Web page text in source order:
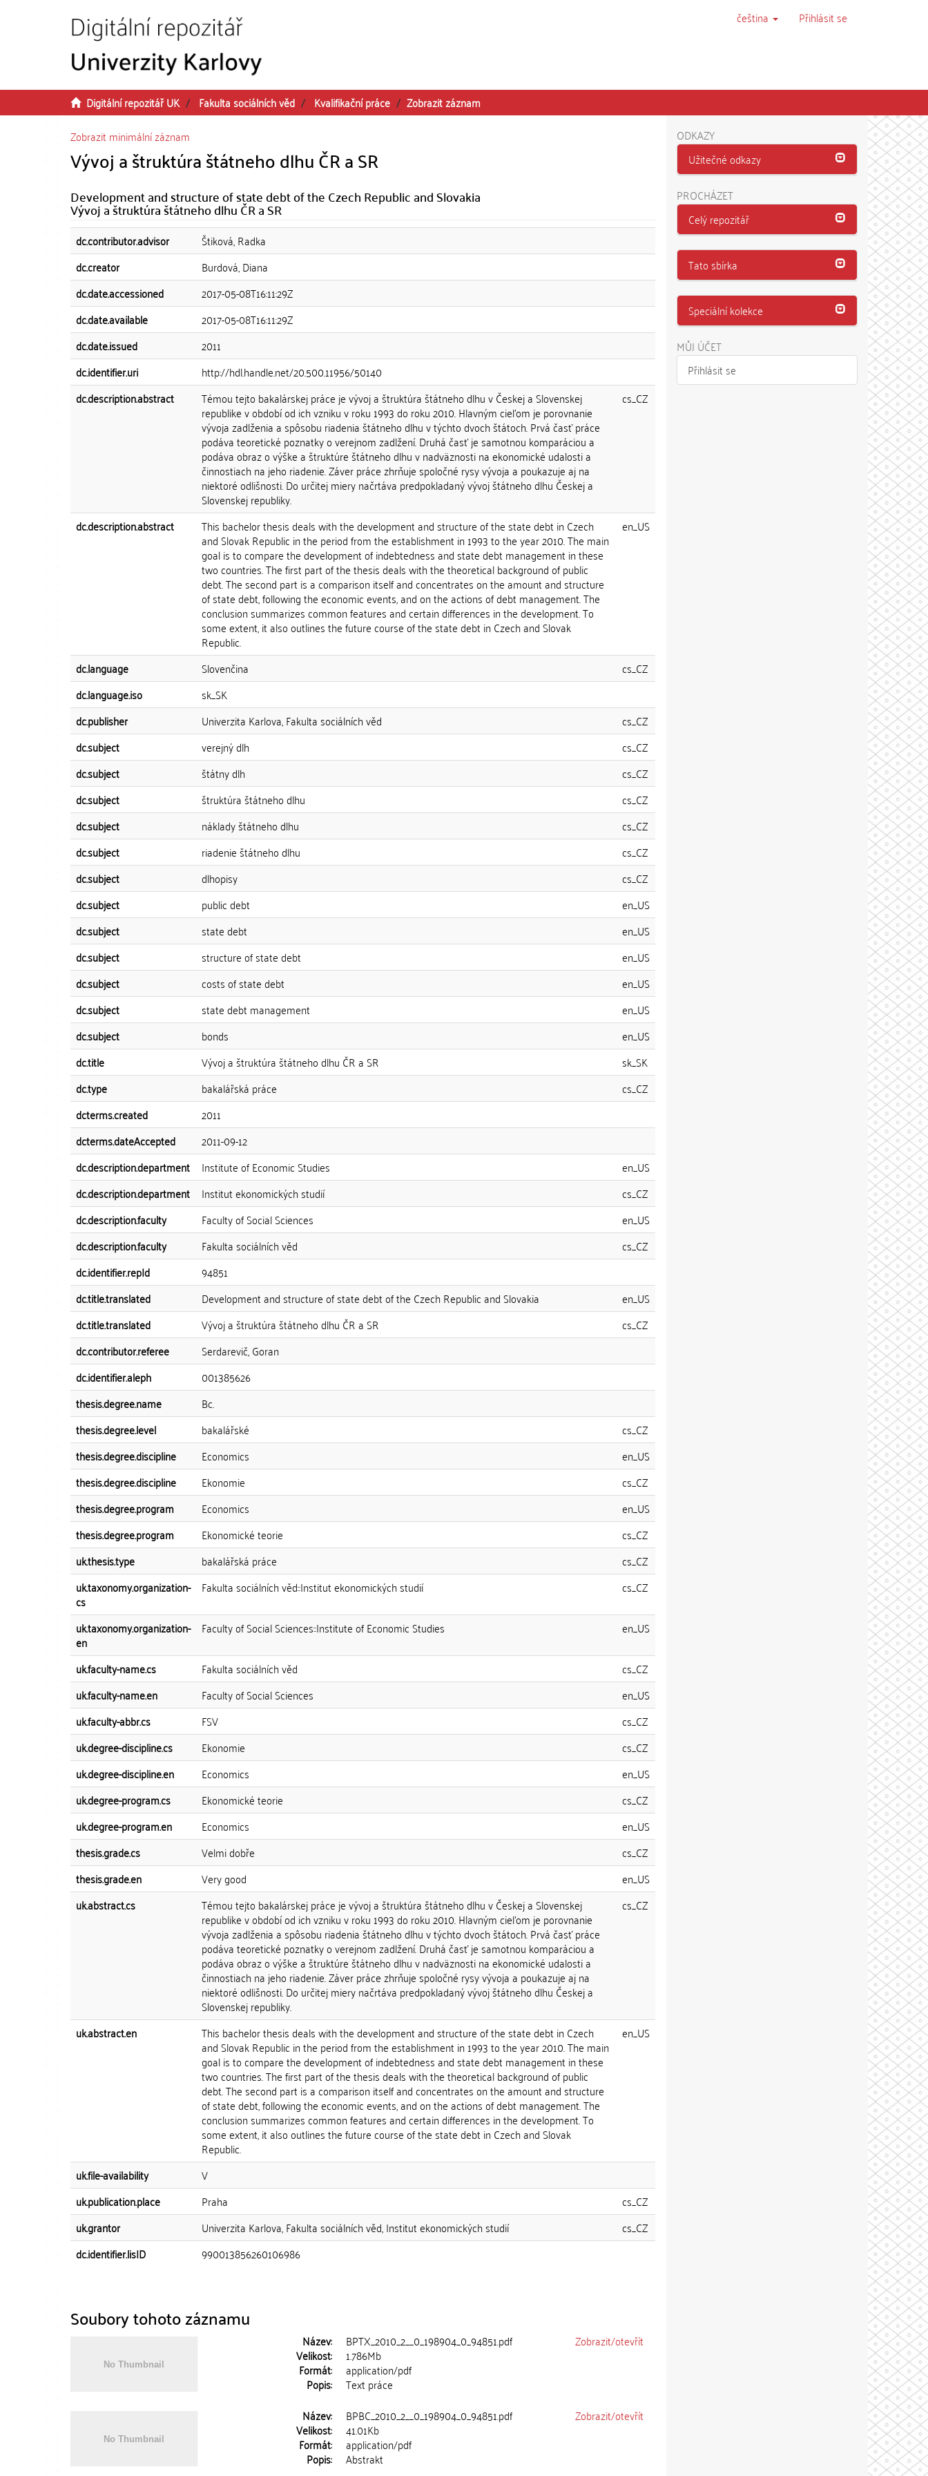
čeština Přihlásit se
Digitální repozitář UK Fakulta sociálních věd Kvalifikační práce
Zobrazit záznam
Zobrazit minimální záznam
Vývoj a štruktúra štátneho dlhu ČR a SR
Development and structure of state debt of the Czech Republic and Slovakia
Vývoj a štruktúra štátneho dlhu ČR a SR
dc.contributor.advisor
Štiková, Radka
dc.creator
Burdová, Diana
dc.date.accessioned
2017-05-08T16:11:29Z
dc.date.available
2017-05-08T16:11:29Z
dc.date.issued
2011
dc.identifier.uri
http://hdl.handle.net/20.500.11956/50140
dc.description.abstract
Témou tejto bakalárskej práce je vývoj a štruktúra štátneho dlhu v Českej a Slovenskej
republike v období od ich vzniku v roku 1993 do roku 2010. Hlavným cieľom je porovnanie
vývoja zadlženia a spôsobu riadenia štátneho dlhu v týchto dvoch štátoch. Prvá časť práce
podáva teoretické poznatky o verejnom zadlžení. Druhá časť je samotnou komparáciou a
podáva obraz o výške a štruktúre štátneho dlhu v nadväznosti na ekonomické udalosti a
činnostiach na jeho riadenie. Záver práce zhrňuje spoločné rysy vývoja a poukazuje aj na
niektoré odlišnosti. Do určitej miery načrtáva predpokladaný vývoj štátneho dlhu Českej a
Slovenskej republiky.
cs_CZ
dc.description.abstract This bachelor thesis deals with the development and structure of the state debt in Czech
and Slovak Republic in the period from the establishment in 1993 to the year 2010. The main
goal is to compare the development of indebtedness and state debt management in these
two countries. The first part of the thesis deals with the theoretical background of public
debt. The second part is a comparison itself and concentrates on the amount and structure
of state debt, following the economic events, and on the actions of debt management. The
conclusion summarizes common features and certain differences in the development. To
some extent, it also outlines the future course of the state debt in Czech and Slovak
Republic.
en_US
dc.language Slovenčina
cs_CZ
dc.language.iso
sk_SK
dc.publisher
Univerzita Karlova, Fakulta sociálních věd
cs_CZ
dc.subject
verejný dlh
cs_CZ
dc.subject
štátny dlh
cs_CZ
dc.subject
štruktúra štátneho dlhu
cs_CZ
dc.subject
náklady štátneho dlhu
cs_CZ
dc.subject
riadenie štátneho dlhu
cs_CZ
dc.subject
dlhopisy
cs_CZ
dc.subject
public debt
en_US
dc.subject
state debt
en_US
dc.subject
structure of state debt
en_US
dc.subject
costs of state debt
en_US
dc.subject
state debt management
en_US
dc.subject
bonds
en_US
dc.title
Vývoj a štruktúra štátneho dlhu ČR a SR
sk_SK
dc.type
bakalářská práce
cs_CZ
dcterms.created
2011
dcterms.dateAccepted
2011-09-12
dc.description.department
Institute of Economic Studies
en_US
dc.description.department
Institut ekonomických studií
cs_CZ
dc.description.faculty
Faculty of Social Sciences
en_US
dc.description.faculty
Fakulta sociálních věd
cs_CZ
dc.identifier.repId
94851
dc.title.translated
Development and structure of state debt of the Czech Republic and Slovakia
en_US
dc.title.translated
Vývoj a štruktúra štátneho dlhu ČR a SR
cs_CZ
dc.contributor.referee
Serdarevič, Goran
dc.identifier.aleph
001385626
thesis.degree.name
Bc.
thesis.degree.level
bakalářské
cs_CZ
thesis.degree.discipline
Economics
en_US
thesis.degree.discipline
Ekonomie
cs_CZ
thesis.degree.program
Economics
en_US
thesis.degree.program
Ekonomické teorie
cs_CZ
uk.thesis.type
bakalářská práce
cs_CZ
uk.taxonomy.organization-
cs
Fakulta sociálních věd::Institut ekonomických studií cs_CZ
uk.taxonomy.organization-
en
Faculty of Social Sciences::Institute of Economic Studies en_US
uk.faculty-name.cs Fakulta sociálních věd
cs_CZ
uk.faculty-name.en
Faculty of Social Sciences
en_US
uk.faculty-abbr.cs
FSV
cs_CZ
uk.degree-discipline.cs
Ekonomie
cs_CZ
uk.degree-discipline.en
Economics
en_US
uk.degree-program.cs
Ekonomické teorie
cs_CZ
uk.degree-program.en
Economics
en_US
thesis.grade.cs
Velmi dobře
cs_CZ
thesis.grade.en
Very good
en_US
uk.abstract.cs
Témou tejto bakalárskej práce je vývoj a štruktúra štátneho dlhu v Českej a Slovenskej
republike v období od ich vzniku v roku 1993 do roku 2010. Hlavným cieľom je porovnanie
vývoja zadlženia a spôsobu riadenia štátneho dlhu v týchto dvoch štátoch. Prvá časť práce
podáva teoretické poznatky o verejnom zadlžení. Druhá časť je samotnou komparáciou a
podáva obraz o výške a štruktúre štátneho dlhu v nadväznosti na ekonomické udalosti a
činnostiach na jeho riadenie. Záver práce zhrňuje spoločné rysy vývoja a poukazuje aj na
niektoré odlišnosti. Do určitej miery načrtáva predpokladaný vývoj štátneho dlhu Českej a
Slovenskej republiky.
cs_CZ
uk.abstract.en This bachelor thesis deals with the development and structure of the state debt in Czech
and Slovak Republic in the period from the establishment in 1993 to the year 2010. The main
goal is to compare the development of indebtedness and state debt management in these
two countries. The first part of the thesis deals with the theoretical background of public
debt. The second part is a comparison itself and concentrates on the amount and structure
of state debt, following the economic events, and on the actions of debt management. The
conclusion summarizes common features and certain differences in the development. To
some extent, it also outlines the future course of the state debt in Czech and Slovak
Republic.
en_US
uk.file-availability
V
uk.publication.place
Praha
cs_CZ
uk.grantor
Univerzita Karlova, Fakulta sociálních věd, Institut ekonomických studií
cs_CZ
dc.identifier.lisID
990013856260106986
Soubory tohoto záznamu
Název: BPTX_2010_2__0_198904_0_94851.pdf
Velikost: 1.786Mb
Formát: application/pdf
Popis: Text práce
Zobrazit/otevřít
Název: BPBC_2010_2__0_198904_0_94851.pdf
Velikost: 41.01Kb
Formát: application/pdf
Popis: Abstrakt
Zobrazit/otevřít
ODKAZY
Užitečné odkazy
PROCHÁZET
Celý repozitář
Tato sbírka
Speciální kolekce
MŮJ ÚČET
Přihlásit se